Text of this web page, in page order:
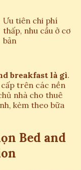
Ưu tiên chi phí
thấp, nhu cầu ở cơ
bản
breakfast là gì.
trên các nền
nhà cho thuê
kèm theo bữa
Bed and